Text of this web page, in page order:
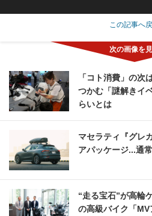
この記事へ
「コト消費」の次
つかむ「謎解きイ
らいとは
マセラティ『グレ
アパッケージ...通
“走る宝石”が高輪
の高級バイク「